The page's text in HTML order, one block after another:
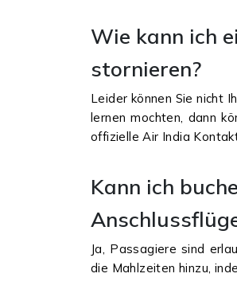
Wie kann ich
stornieren?
Leider können Sie nicht
lernen mochten, dann
offizielle Air India
Kann ich
Ja, Passagiere sind
die Mahlzeiten hinzu,